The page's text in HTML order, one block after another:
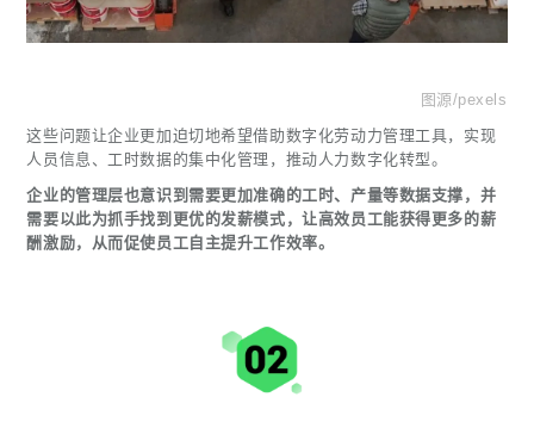
图源/pexels
这些问题让企业更加迫切地希望借助数字化劳动力管理工具，实现
人员信息、工时数据的集中化管理，推动人力数字化转型。
企业的管理层也意识到需要更加准确的工时、产量等数据支撑，并
需要以此为抓手找到更优的发薪模式，让高效员工能获得更多的薪
酬激励，从而促使员工自主提升工作效率。